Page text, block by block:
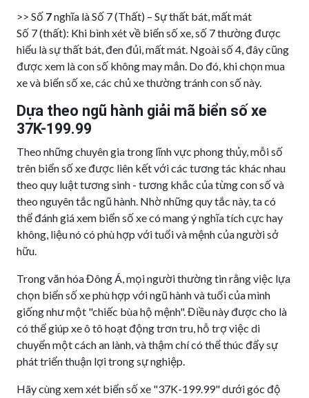
>> Số 7nghĩa là Số 7 (Thất) – Sự thất bát, mất mát
Số 7 (thất): Khi bình xét về biển số xe, số 7 thường được
hiểu là sự thất bát, đen đủi, mất mát. Ngoài số 4, đây cũng
được xem là con số không may mắn. Do đó, khi chọn mua
xe và biển số xe, các chủ xe thường tránh con số này.
Dựa theo ngũ hành giải mã biển số xe
37K-199.99
Theo những chuyên gia trong lĩnh vực phong thủy, mỗi số
trên biển số xe được liên kết với các tương tác khác nhau
theo quy luật tương sinh - tương khắc của từng con số và
theo nguyên tắc ngũ hành. Nhờ những quy tắc này, ta có
thể đánh giá xem biển số xe có mang ý nghĩa tích cực hay
không, liệu nó có phù hợp với tuổi và mệnh của người sở
hữu.
Trong văn hóa Đông Á, mọi người thường tin rằng việc lựa
chọn biển số xe phù hợp với ngũ hành và tuổi của mình
giống như một "chiếc bùa hộ mệnh". Điều này được cho là
có thể giúp xe ô tô hoạt động trơn tru, hỗ trợ việc di
chuyển một cách an lành, và thậm chí có thể thúc đẩy sự
phát triển thuận lợi trong sự nghiệp.
Hãy cùng xem xét biển số xe "37K-199.99" dưới góc độ